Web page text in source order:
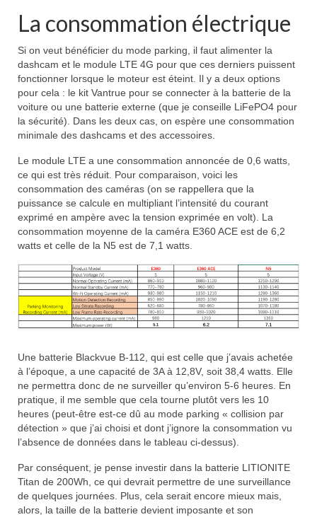
La consommation électrique
Si on veut bénéficier du mode parking, il faut alimenter la
dashcam et le module LTE 4G pour que ces derniers puissent
fonctionner lorsque le moteur est éteint. Il y a deux options
pour cela : le kit Vantrue pour se connecter à la batterie de la
voiture ou une batterie externe (que je conseille LiFePO4 pour
la sécurité). Dans les deux cas, on espère une consommation
minimale des dashcams et des accessoires.
Le module LTE a une consommation annoncée de 0,6 watts,
ce qui est très réduit. Pour comparaison, voici les
consommation des caméras (on se rappellera que la
puissance se calcule en multipliant l’intensité du courant
exprimé en ampère avec la tension exprimée en volt). La
consommation moyenne de la caméra E360 ACE est de 6,2
watts et celle de la N5 est de 7,1 watts.
Une batterie Blackvue B-112, qui est celle que j’avais achetée
à l’époque, a une capacité de 3A à 12,8V, soit 38,4 watts. Elle
ne permettra donc de ne surveiller qu’environ 5-6 heures. En
pratique, il me semble que cela tourne plutôt vers les 10
heures (peut-être est-ce dû au mode parking « collision par
détection » que j’ai choisi et dont j’ignore la consommation vu
l’absence de données dans le tableau ci-dessus).
Par conséquent, je pense investir dans la batterie LITIONITE
Titan de 200Wh, ce qui devrait permettre de une surveillance
de quelques journées. Plus, cela serait encore mieux mais,
alors, la taille de la batterie devient imposante et son